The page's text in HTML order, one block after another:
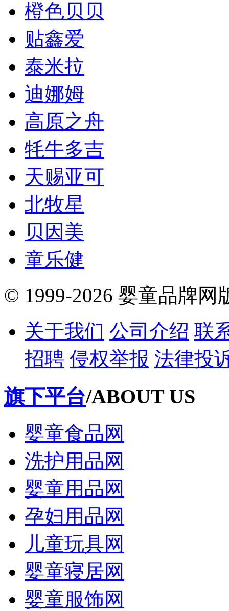
橙色贝贝
贴鑫爱
泰米拉
迪娜姆
高原之舟
牦牛多吉
天赐亚可
北牧星
贝因美
童乐健
© 1999-2026 婴童品牌网
关于我们 公司介绍 联
招聘 侵权举报 法律投
旗下平台/ABOUT US
婴童食品网
洗护用品网
婴童用品网
孕妇用品网
儿童玩具网
婴童寝居网
婴童服饰网